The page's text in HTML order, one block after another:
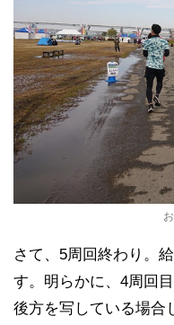
さて、5周回終わり。
す。明らかに、4周回
後方を写している場合